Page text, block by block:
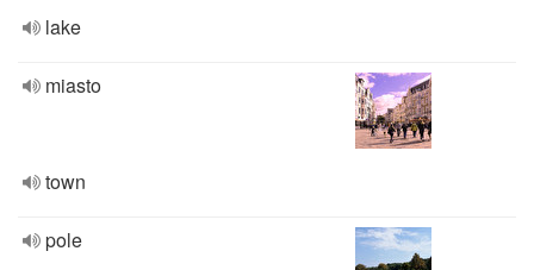
lake
miasto
town
pole